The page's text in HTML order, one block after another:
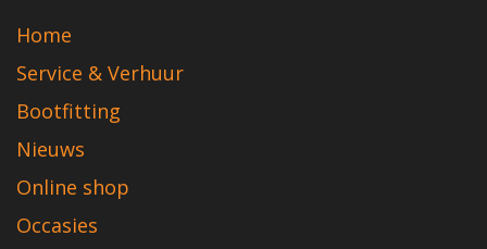
Home
Service & Verhuur
Bootfitting
Nieuws
Online shop
Occasies